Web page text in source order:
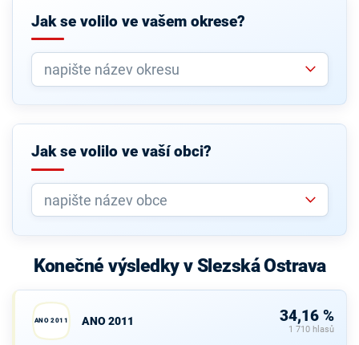
Jak se volilo ve vašem okrese?
Jak se volilo ve vaší obci?
Konečné výsledky v Slezská Ostrava
ANO 2011 ANO 2011 34,16 %
1 710 hlasů